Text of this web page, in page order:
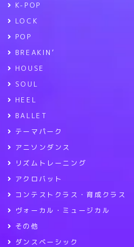
K-POP
LOCK
POP
BREAKIN’
HOUSE
SOUL
HEEL
BALLET
テーマパーク
アニソンダンス
リズムトレーニング
アクロバット
コンテストクラス・育成クラス
ヴォーカル・ミュージカル
その他
ダンスベーシック